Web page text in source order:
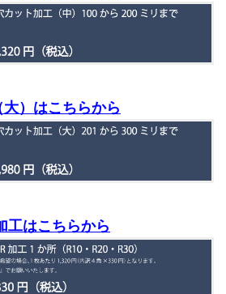
）はこちらから
工はこちらから